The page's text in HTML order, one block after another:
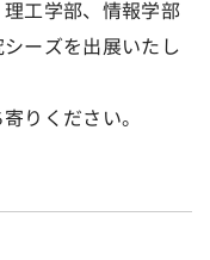
工学部、情報学部
ーズを出展いたし
りください。